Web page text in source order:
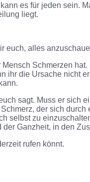
es für jeden sein.
liegt.
alles
Schmerzen
die Ursache nicht
sagt. Muss er sich
der sich
selbst zu
Ganzheit, in den
rufen könnt.